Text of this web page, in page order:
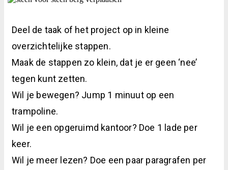
Deel de taak of het project op in kleine
overzichtelijke stappen.
Maak de stappen zo klein, dat je er geen ‘nee’
tegen kunt zetten.
Wil je bewegen? Jump 1 minuut op een
trampoline.
Wil je een opgeruimd kantoor? Doe 1 lade per
keer.
Wil je meer lezen? Doe een paar paragrafen per